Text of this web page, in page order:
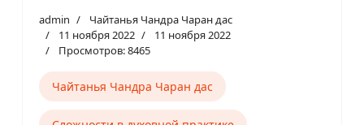
admin
Чайтанья Чандра Чаран дас
11 ноября 2022
11 ноября 2022
Просмотров: 8465
Чайтанья Чандра Чаран дас